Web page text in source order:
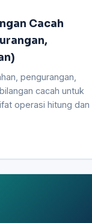
Cacah
pengurangan,
cacah untuk
operasi hitung dan